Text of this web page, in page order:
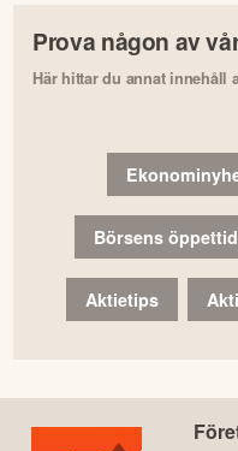
Prova någon av
Här hittar du annat innehåll
Börsens
Aktietips